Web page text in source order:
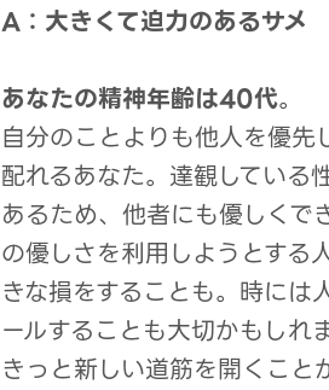
A：大きくて迫力のあるサメ
あなたの精神年齢は40代。
自分のことよりも他人を優先
配れるあなた。達観している
あるため、他者にも優しくで
の優しさを利用しようとする
きな損をすることも。時には
ールすることも大切かもしれ
きっと新しい道筋を開くこと